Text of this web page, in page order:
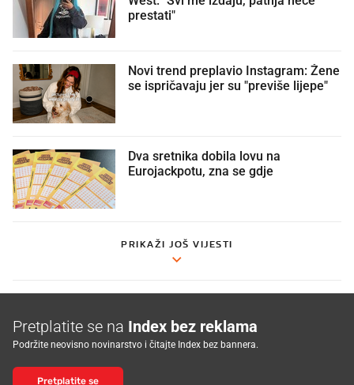
prestati"
Novi trend preplavio Instagram: Žene
se ispričavaju jer su "previše lijepe"
Dva sretnika dobila lovu na
Eurojackpotu, zna se gdje
PRIKAŽI JOŠ VIJESTI
Pretplatite se na Index bez reklama
Podržite neovisno novinarstvo i čitajte Index bez bannera.
Pretplatite se